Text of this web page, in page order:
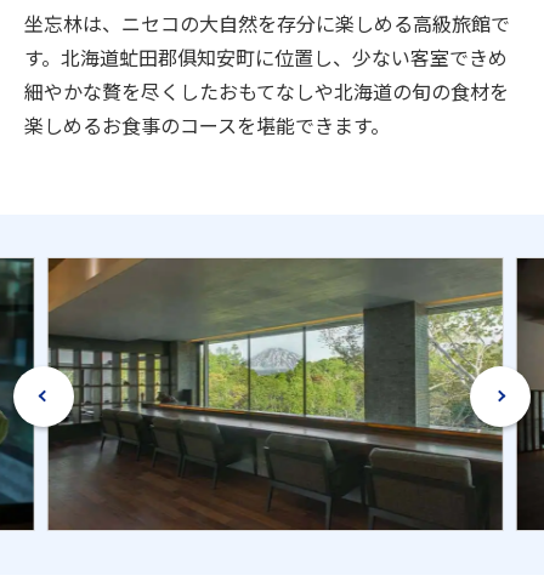
閉じる
坐忘林は、ニセコの大自然を存分に楽しめる高級旅館で
す。北海道虻田郡俱知安町に位置し、少ない客室できめ
細やかな贅を尽くしたおもてなしや北海道の旬の食材を
楽しめるお食事のコースを堪能できます。